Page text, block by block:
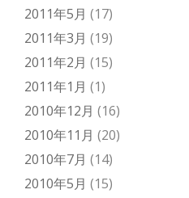
2011年5月 (17)
2011年3月 (19)
2011年2月 (15)
2011年1月 (1)
2010年12月 (16)
2010年11月 (20)
2010年7月 (14)
2010年5月 (15)